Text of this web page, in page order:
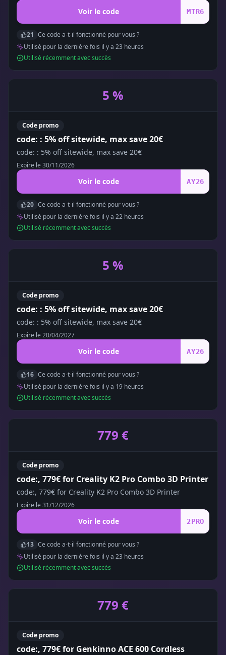
Voir le code MTR6
21 Ce code a-t-il fonctionné pour vous ?
Utilisé pour la dernière fois il y a 23 heures
Utilisé récemment avec succès
5 %
Code promo
code: : 5% off sitewide, max save 20€
code: : 5% off sitewide, max save 20€
Expire le 30/11/2026
Voir le code AY26
20 Ce code a-t-il fonctionné pour vous ?
Utilisé pour la dernière fois il y a 22 heures
Utilisé récemment avec succès
5 %
Code promo
code: : 5% off sitewide, max save 20€
code: : 5% off sitewide, max save 20€
Expire le 20/04/2027
Voir le code AY26
16 Ce code a-t-il fonctionné pour vous ?
Utilisé pour la dernière fois il y a 19 heures
Utilisé récemment avec succès
779 €
Code promo
code:, 779€ for Creality K2 Pro Combo 3D Printer
code:, 779€ for Creality K2 Pro Combo 3D Printer
Expire le 31/12/2026
Voir le code 2PRO
13 Ce code a-t-il fonctionné pour vous ?
Utilisé pour la dernière fois il y a 23 heures
Utilisé récemment avec succès
779 €
Code promo
code:, 779€ for Genkinno ACE 600 Cordless